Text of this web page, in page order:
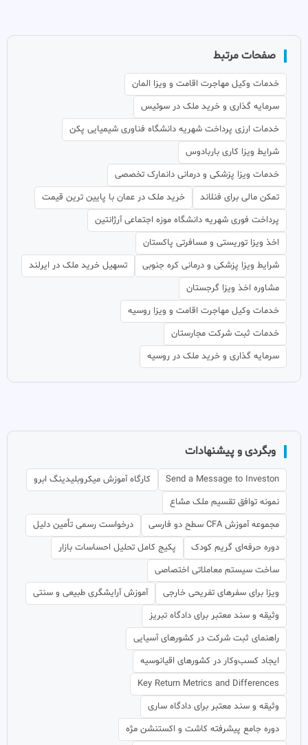
صفحات مرتبط
خدمات وکیل مهاجرت اقامت و ویزا المان
سرمایه گذاری و خرید ملک در سوئیس
خدمات ارزی پرداخت شهریه دانشگاه فناوری شیمیایی پکن
شرایط ویزا کاری باربادوس
خدمات ویزا پزشکی و درمانی دانمارک تخصصی
تمکن مالی برای فنلاند
خرید ملک در عمان با پایین ترین قیمت
پرداخت فوری شهریه دانشگاه موزه اجتماعی آرژانتین
اخذ ویزا توریستی و مسافرتی پاکستان
شرایط ویزا پزشکی و درمانی کره جنوبی
تسهیل خرید ملک در ایرلند
مشاوره اخذ ویزا گرجستان
خدمات وکیل مهاجرت اقامت و ویزا روسیه
خدمات ثبت شرکت مجارستان
سرمایه گذاری و خرید ملک در روسیه
وبگردی و پیشنهادات
Send a Message to Investon
کارگاه آموزش میکروبلیدینگ ابرو
نمونه توافق تقسیم ملک مشاع
مجموعه آموزش CFA سطح دو فارسی
درخواست رسمی تأمین دلیل
دوره حرفه‌ای گریم کودک
پکیج کامل تحلیل احساسات بازار
ساخت سیستم معاملاتی اختصاصی
ویزا برای سفرهای تفریحی خارجی
آموزش آرایشگری طبیعی و سنتی
وثیقه و سند معتبر برای دادگاه تبریز
راهنمای ثبت شرکت در کشورهای آسیایی
ایجاد کسب‌وکار در کشورهای اقیانوسیه
Key Return Metrics and Differences
وثیقه و سند معتبر برای دادگاه ساری
دوره جامع پیشرفته کاشت و اکستنشن مژه